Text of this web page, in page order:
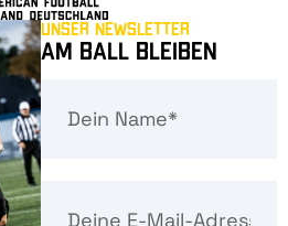
Unser Newsletter
Am Ball bleiben